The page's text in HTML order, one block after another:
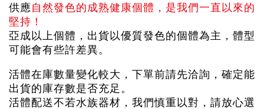
供應自然發色的成熟健康個體，是我們一直以來的
堅持！
亞成以上個體，出貨以優質發色的個體為主，體型
可能會有些許差異。
活體在庫數量變化較大，下單前請先洽詢，確定能
出貨的庫存數是否充足。
活體配送不若水族器材，我們慎重以對，請放心選